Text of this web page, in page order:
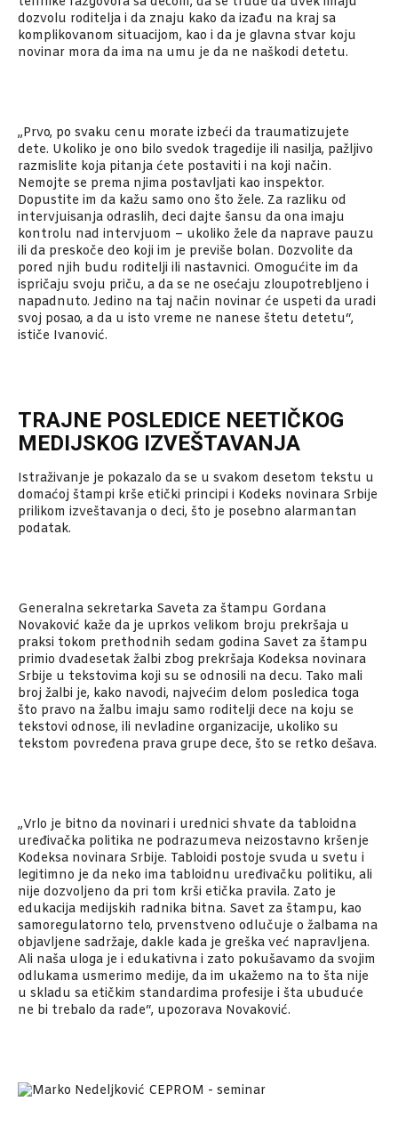
dozvolu roditelja i da znaju kako da izađu na kraj sa
komplikovanom situacijom, kao i da je glavna stvar koju
novinar mora da ima na umu je da ne naškodi detetu.
„Prvo, po svaku cenu morate izbeći da traumatizujete
dete. Ukoliko je ono bilo svedok tragedije ili nasilja, pažljivo
razmislite koja pitanja ćete postaviti i na koji način.
Nemojte se prema njima postavljati kao inspektor.
Dopustite im da kažu samo ono što žele. Za razliku od
intervjuisanja odraslih, deci dajte šansu da ona imaju
kontrolu nad intervjuom – ukoliko žele da naprave pauzu
ili da preskoče deo koji im je previše bolan. Dozvolite da
pored njih budu roditelji ili nastavnici. Omogućite im da
ispričaju svoju priču, a da se ne osećaju zloupotrebljeno i
napadnuto. Jedino na taj način novinar će uspeti da uradi
svoj posao, a da u isto vreme ne nanese štetu detetu“,
ističe Ivanović.
TRAJNE POSLEDICE NEETIČKOG
MEDIJSKOG IZVEŠTAVANJA
Istraživanje je pokazalo da se u svakom desetom tekstu u
domaćoj štampi krše etički principi i Kodeks novinara Srbije
prilikom izveštavanja o deci, što je posebno alarmantan
podatak.
Generalna sekretarka Saveta za štampu Gordana
Novaković kaže da je uprkos velikom broju prekršaja u
praksi tokom prethodnih sedam godina Savet za štampu
primio dvadesetak žalbi zbog prekršaja Kodeksa novi­nara
Srbije u tekstovima koji su se odnosili na decu. Tako mali
broj žalbi je, kako navodi, najvećim delom posledica toga
što pravo na žalbu imaju samo roditelji dece na koju se
tekstovi odnose, ili nevladine organizacije, ukoliko su
tekstom povređena prava grupe dece, što se retko dešava.
„Vrlo je bitno da novinari i urednici shvate da tabloidna
uređivačka politika ne podrazumeva neizostavno kršenje
Kodeksa novinara Srbije. Tabloidi postoje svuda u svetu i
le­gitimno je da neko ima tabloidnu uređivačku politiku, ali
nije dozvoljeno da pri tom krši etička pravila. Zato je
edukacija medijskih radnika bitna. Savet za štampu, kao
samoregu­latorno telo, prvenstveno odlučuje o žalbama na
objavljene sadržaje, dakle kada je greška već napravljena.
Ali naša uloga je i edukativna i zato pokušavamo da svojim
odlukama usmerimo medije, da im ukažemo na to šta nije
u skladu sa etičkim standardima profesije i šta ubuduće
ne bi trebalo da rade“, upozorava Novaković.